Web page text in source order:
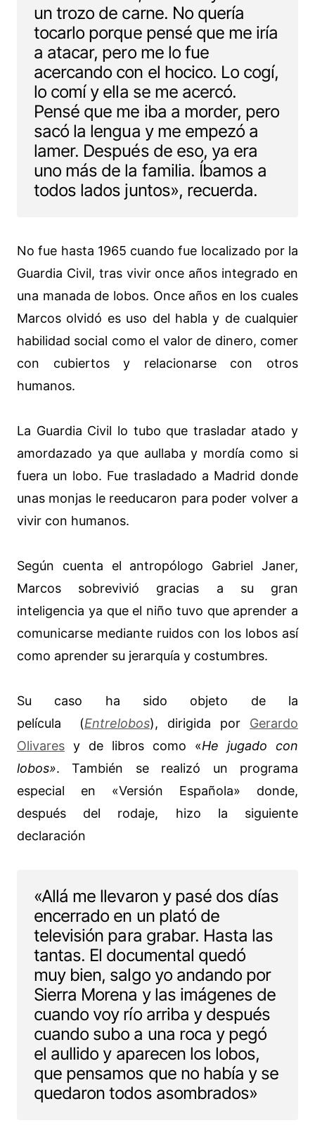
un trozo de carne. No quería
tocarlo porque pensé que me iría
a atacar, pero me lo fue
acercando con el hocico. Lo cogí,
lo comí y ella se me acercó.
Pensé que me iba a morder, pero
sacó la lengua y me empezó a
lamer. Después de eso, ya era
uno más de la familia. Íbamos a
todos lados juntos», recuerda.
No fue hasta 1965 cuando fue localizado por la
Guardia Civil, tras vivir once años integrado en
una manada de lobos. Once años en los cuales
Marcos olvidó es uso del habla y de cualquier
habilidad social como el valor de dinero, comer
con cubiertos y relacionarse con otros
humanos.
La Guardia Civil lo tubo que trasladar atado y
amordazado ya que aullaba y mordía como si
fuera un lobo. Fue trasladado a Madrid donde
unas monjas le reeducaron para poder volver a
vivir con humanos.
Según cuenta el antropólogo Gabriel Janer,
Marcos sobrevivió gracias a su gran
inteligencia ya que el niño tuvo que aprender a
comunicarse mediante ruidos con los lobos así
como aprender su jerarquía y costumbres.
Su caso ha sido objeto de la
película (Entrelobos), dirigida por Gerardo
Olivares y de libros como «He jugado con
lobos». También se realizó un programa
especial en «Versión Española» donde,
después del rodaje, hizo la siguiente
declaración
«Allá me llevaron y pasé dos días
encerrado en un plató de
televisión para grabar. Hasta las
tantas. El documental quedó
muy bien, salgo yo andando por
Sierra Morena y las imágenes de
cuando voy río arriba y después
cuando subo a una roca y pegó
el aullido y aparecen los lobos,
que pensamos que no había y se
quedaron todos asombrados»